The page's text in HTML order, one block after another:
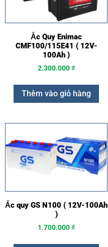
Ắc Quy Enimac
CMF100/115E41 ( 12V-
100Ah )
2.300.000₫
Thêm vào giỏ hàng
Ắc quy GS N100 ( 12V-100Ah
)
1.700.000₫